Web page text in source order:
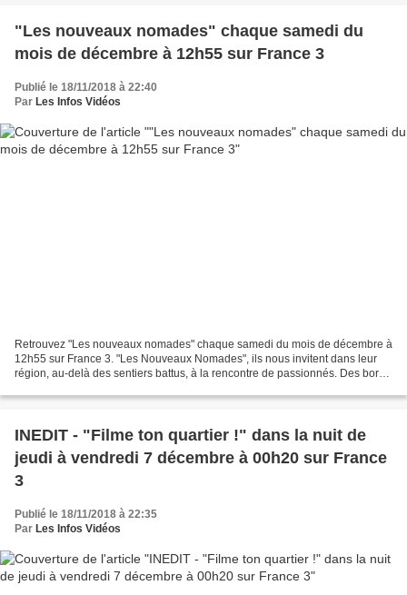
"Les nouveaux nomades" chaque samedi du
mois de décembre à 12h55 sur France 3
Publié le 18/11/2018 à 22:40
Par Les Infos Vidéos
Retrouvez "Les nouveaux nomades" chaque samedi du mois de décembre à
12h55 sur France 3. "Les Nouveaux Nomades", ils nous invitent dans leur
région, au-delà des sentiers battus, à la rencontre de passionnés. Des bords
INEDIT - "Filme ton quartier !" dans la nuit de
jeudi à vendredi 7 décembre à 00h20 sur France
3
Publié le 18/11/2018 à 22:35
Par Les Infos Vidéos